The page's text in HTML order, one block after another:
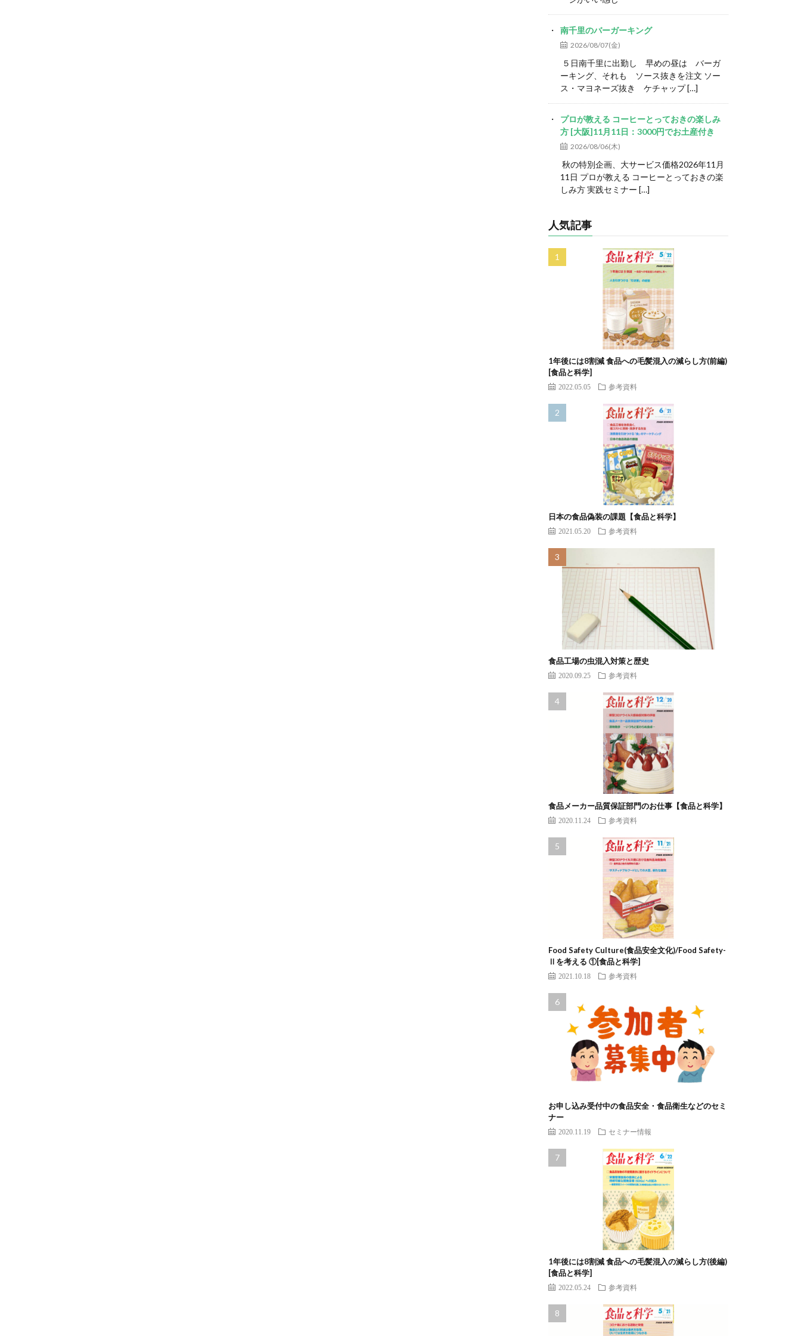
南千里のバーガーキング
2026/08/07(金)
５日南千里に出勤し 早めの昼は バーガ
ーキング、それも ソース抜きを注文 ソー
ス・マヨネーズ抜き ケチャップ […]
プロが教える コーヒーとっておきの楽しみ
方 [大阪]11月11日：3000円でお土産付き
2026/08/06(木)
秋の特別企画、大サービス価格2026年11月
11日 プロが教える コーヒーとっておきの楽
しみ方 実践セミナー […]
人気記事
1年後には8割減 食品への毛髪混入の減らし方(前編)
[食品と科学]
2022.05.05 参考資料
日本の食品偽装の課題【食品と科学】
2021.05.20 参考資料
食品工場の虫混入対策と歴史
2020.09.25 参考資料
食品メーカー品質保証部門のお仕事【食品と科学】
2020.11.24 参考資料
Food Safety Culture(食品安全文化)/Food Safety-
Ⅱを考える ①[食品と科学]
2021.10.18 参考資料
お申し込み受付中の食品安全・食品衛生などのセミ
ナー
2020.11.19 セミナー情報
1年後には8割減 食品への毛髪混入の減らし方(後編)
[食品と科学]
2022.05.24 参考資料